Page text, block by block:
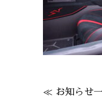
≪ お知らせ